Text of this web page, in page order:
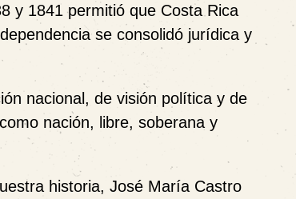
y 1841 permitió que Costa Rica
se consolidó jurídica y
nacional, de visión política y de
nación, libre, soberana y
historia, José María Castro